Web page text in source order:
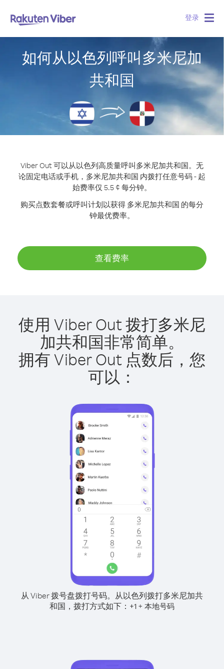
登录
如何从以色列呼叫多米尼加
共和国
Viber Out 可以从以色列高质量呼叫多米尼加共和国。 无
论固定电话或手机，多米尼加共和国 内拨打任意号码 - 起
始费率仅 5.5 ¢ 每分钟。
购买点数套餐或呼叫计划以获得 多米尼加共和国 的每分
钟最优费率。
查看费率
使用 Viber Out 拨打多米尼
加共和国非常简单。
拥有 Viber Out 点数后，您
可以：
从 Viber 拨号盘拨打号码。 从以色列拨打多米尼加共
和国，拨打方式如下： +1 + 本地号码